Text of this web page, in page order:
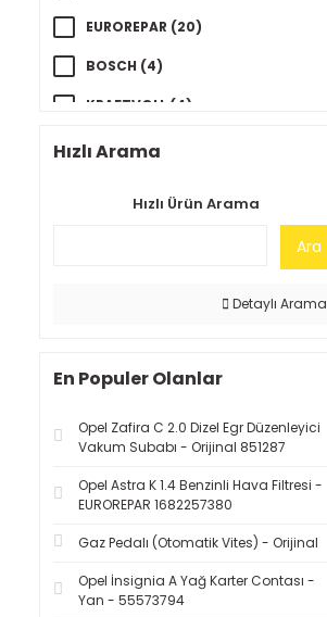
EUROREPAR (20)
BOSCH (4)
KRAFTVOLL (4)
BSG (2)
YILPAR (1)
FROW (1)
Hızlı Arama
Hızlı Ürün Arama
Ara
Detaylı Arama
En Populer Olanlar
Opel Zafira C 2.0 Dizel Egr Düzenleyici
Vakum Subabı - Orijinal 851287
Opel Astra K 1.4 Benzinli Hava Filtresi -
EUROREPAR 1682257380
Gaz Pedalı (Otomatik Vites) - Orijinal
Opel İnsignia A Yağ Karter Contası -
Yan - 55573794